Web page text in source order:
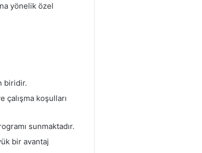
yönelik özel
biridir.
çalışma koşulları
sunmaktadır.
bir avantaj